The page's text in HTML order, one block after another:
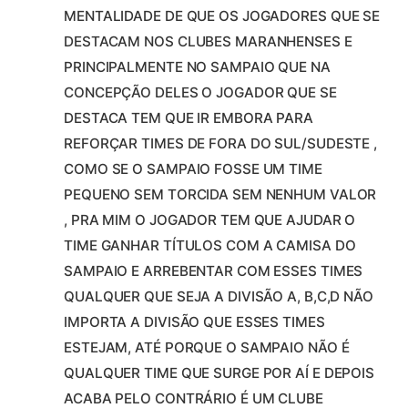
MENTALIDADE DE QUE OS JOGADORES QUE SE
DESTACAM NOS CLUBES MARANHENSES E
PRINCIPALMENTE NO SAMPAIO QUE NA
CONCEPÇÃO DELES O JOGADOR QUE SE
DESTACA TEM QUE IR EMBORA PARA
REFORÇAR TIMES DE FORA DO SUL/SUDESTE ,
COMO SE O SAMPAIO FOSSE UM TIME
PEQUENO SEM TORCIDA SEM NENHUM VALOR
, PRA MIM O JOGADOR TEM QUE AJUDAR O
TIME GANHAR TÍTULOS COM A CAMISA DO
SAMPAIO E ARREBENTAR COM ESSES TIMES
QUALQUER QUE SEJA A DIVISÃO A, B,C,D NÃO
IMPORTA A DIVISÃO QUE ESSES TIMES
ESTEJAM, ATÉ PORQUE O SAMPAIO NÃO É
QUALQUER TIME QUE SURGE POR AÍ E DEPOIS
ACABA PELO CONTRÁRIO É UM CLUBE